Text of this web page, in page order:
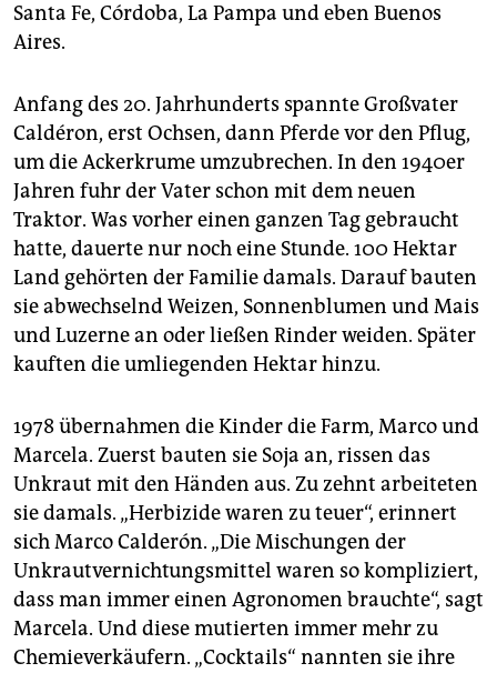
Santa Fe, Córdoba, La Pampa und eben Buenos
Aires.
Anfang des 20. Jahrhunderts spannte Großvater
Caldéron, erst Ochsen, dann Pferde vor den Pflug,
um die Ackerkrume umzubrechen. In den 1940er
Jahren fuhr der Vater schon mit dem neuen
Traktor. Was vorher einen ganzen Tag gebraucht
hatte, dauerte nur noch eine Stunde. 100 Hektar
Land gehörten der Familie damals. Darauf bauten
sie abwechselnd Weizen, Sonnenblumen und Mais
und Luzerne an oder ließen Rinder weiden. Später
kauften die umliegenden Hektar hinzu.
1978 übernahmen die Kinder die Farm, Marco und
Marcela. Zuerst bauten sie Soja an, rissen das
Unkraut mit den Händen aus. Zu zehnt arbeiteten
sie damals. „Herbizide waren zu teuer“, erinnert
sich Marco Calderón. „Die Mischungen der
Unkrautvernichtungsmittel waren so kompliziert,
dass man immer einen Agronomen brauchte“, sagt
Marcela. Und diese mutierten immer mehr zu
Chemieverkäufern. „Cocktails“ nannten sie ihre